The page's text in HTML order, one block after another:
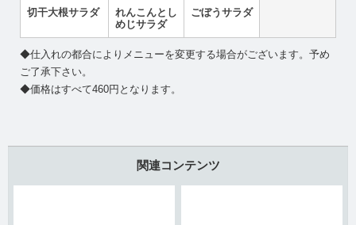
切干大根サラダ
れんこんとし
めじサラダ
ごぼうサラダ
◆仕入れの都合によりメニューを変更する場合がございます。予め
ご了承下さい。
◆価格はすべて460円となります。
関連コンテンツ